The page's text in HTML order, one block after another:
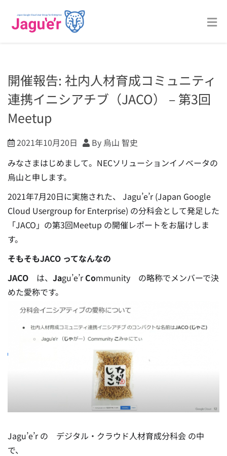
開催報告: 社内人材育成コミュニティ
連携イニシアチブ（JACO） – 第3回
Meetup
2021年10月20日
By 烏山 智史
みなさまはじめまして。NECソリューションイノベータの
烏山と申します。
2021年7月20日に実施された、 Jagu’e’r (Japan Google
Cloud Usergroup for Enterprise) の分科会として発足した
「JACO」の第3回Meetup の開催レポートをお届けしま
す。
そもそもJACO ってなんなの
JACO は、 Jagu’e’rCommunity の略称でメンバーで決
めた愛称です。
Jagu’e’r の デジタル・クラウド人材育成分科会 の中
で、